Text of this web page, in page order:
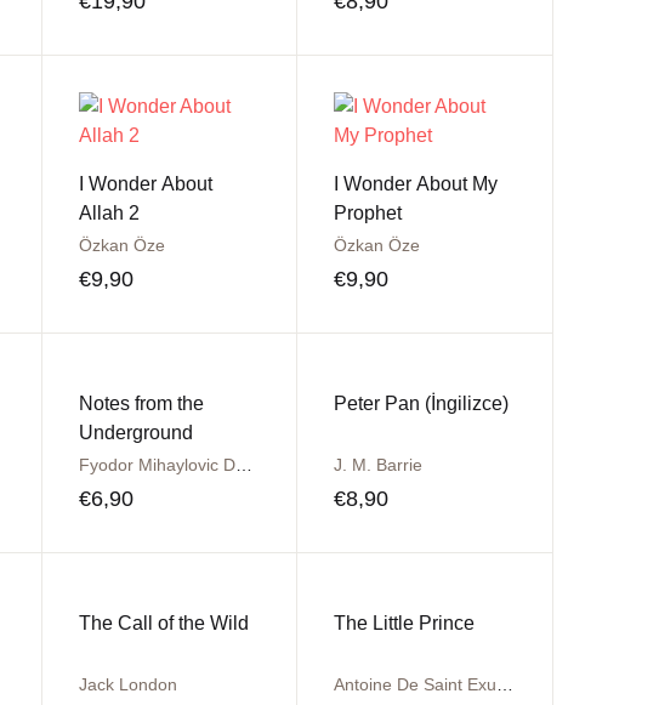
Konto erstellen
I Wonder About
Allah 2
Özkan Öze
€9,90
I Wonder About My
Prophet
Özkan Öze
€9,90
Notes from the
Underground
Fyodor Mihaylovic Dostoyevski
€6,90
Peter Pan (İngilizce)
J. M. Barrie
€8,90
The Call of the Wild
Jack London
The Little Prince